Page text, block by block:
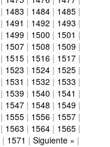
| 1483 | 1484 | 1485 |
| 1491 | 1492 | 1493 |
| 1499 | 1500 | 1501 |
| 1507 | 1508 | 1509 |
| 1515 | 1516 | 1517 |
| 1523 | 1524 | 1525 |
| 1531 | 1532 | 1533 |
| 1539 | 1540 | 1541 |
| 1547 | 1548 | 1549 |
| 1555 | 1556 | 1557 |
| 1563 | 1564 | 1565 |
| 1571 | Siguiente » |